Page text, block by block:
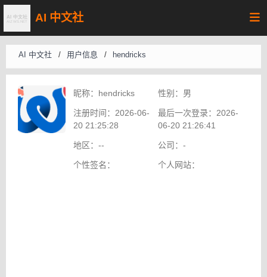
AI 中文社
AI 中文社 / 用户信息 / hendricks
昵称： hendricks 性别： 男
注册时间： 2026-06-
20 21:25:28
最后一次登录： 2026-
06-20 21:26:41
地区： -- 公司： -
个性签名： 个人网站：